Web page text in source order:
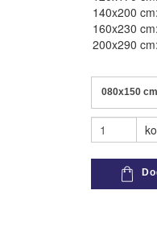
140x200
160x230
200x290
080x150 cm